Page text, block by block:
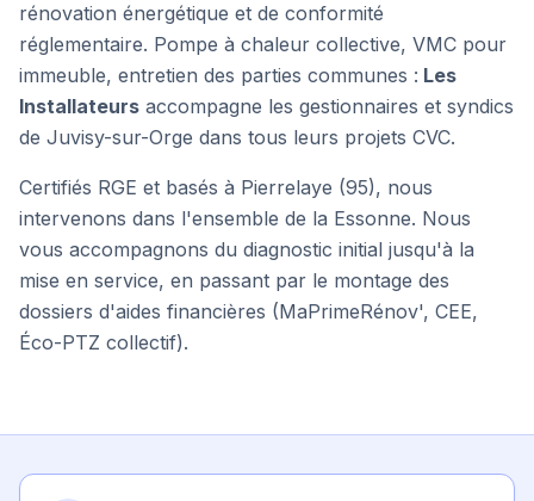
rénovation énergétique et de conformité
réglementaire. Pompe à chaleur collective, VMC pour
immeuble, entretien des parties communes : Les
Installateurs accompagne les gestionnaires et syndics
de Juvisy-sur-Orge dans tous leurs projets CVC.
Certifiés RGE et basés à Pierrelaye (95), nous
intervenons dans l'ensemble de la Essonne. Nous
vous accompagnons du diagnostic initial jusqu'à la
mise en service, en passant par le montage des
dossiers d'aides financières (MaPrimeRénov', CEE,
Éco-PTZ collectif).